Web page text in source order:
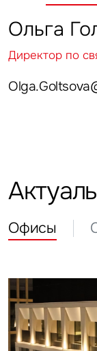
Ольга
Директор по
Офисы